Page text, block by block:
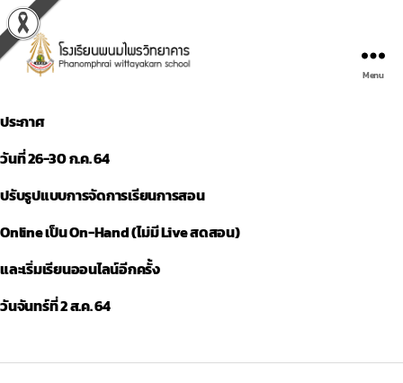
Menu
ประกาศ
วันที่ 26-30 ก.ค. 64
ปรับรูปแบบการจัดการเรียนการสอน
Online เป็น On-Hand (ไม่มี Live สดสอน)
และเริ่มเรียนออนไลน์อีกครั้ง
วันจันทร์ที่ 2 ส.ค. 64